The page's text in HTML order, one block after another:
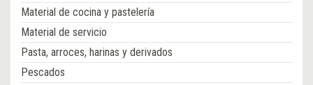
Material de cocina y pastelería
Material de servicio
Pasta, arroces, harinas y derivados
Pescados